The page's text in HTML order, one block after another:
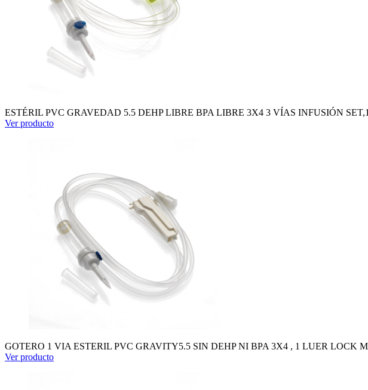
ESTÉRIL PVC GRAVEDAD 5.5 DEHP LIBRE BPA LIBRE 3X4 3 VÍAS INFUSIÓN
Ver producto
GOTERO 1 VIA ESTERIL PVC GRAVITY5.5 SIN DEHP NI BPA 3X4 , 1 LUER LOCK
Ver producto